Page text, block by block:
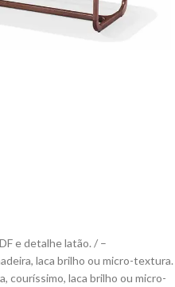
e detalhe latão. / –
laca brilho ou micro-textura.
couríssimo, laca brilho ou micro-